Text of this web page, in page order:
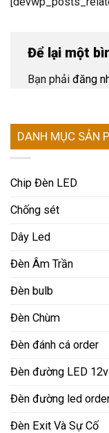
Để lại một
Bạn phải đăng
DANH MỤC SẢN
Chip Đèn LED
Chống sét
Dây Led
Đèn Âm Trần
Đèn bulb
Đèn Chùm
Đèn đánh cá order
Đèn đường LED
Đèn đường led
Đèn Exit Và Sự Cố